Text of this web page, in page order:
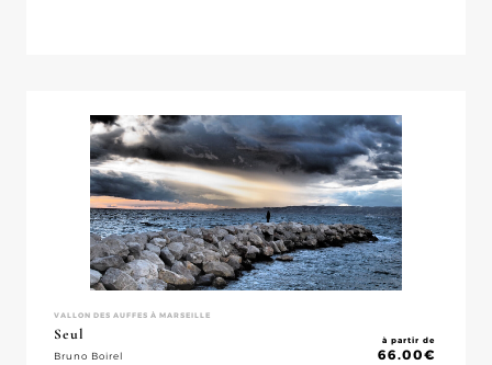
VALLON DES AUFFES À MARSEILLE
Seul
Bruno Boirel
à partir de
66.00€